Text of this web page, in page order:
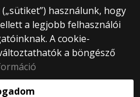
használunk, hogy
a legjobb felhasználói
A cookie-
a böngésző